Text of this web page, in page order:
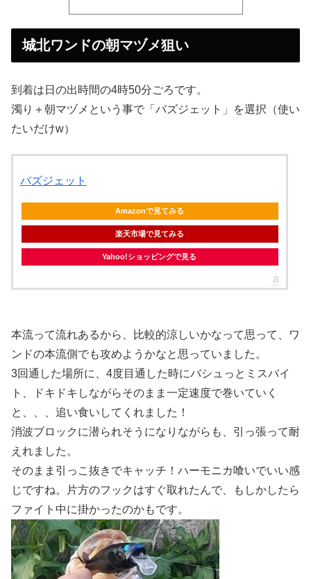
城北ワンドの朝マヅメ狙い
到着は日の出時間の4時50分ごろです。
濁り＋朝マヅメという事で「バズジェット」を選択（使い
たいだけw）
バズジェット
Amazonで見てみる
楽天市場で見てみる
Yahoo!ショッピングで見る
本流って流れあるから、比較的涼しいかなって思って、ワ
ンドの本流側でも攻めようかなと思っていました。
3回通した場所に、4度目通した時にバシュっとミスバイ
ト、ドキドキしながらそのまま一定速度で巻いていく
と、、、追い食いしてくれました！
消波ブロックに潜られそうになりながらも、引っ張って耐
えれました。
そのまま引っこ抜きでキャッチ！ハーモニカ喰いでいい感
じですね。片方のフックはすぐ取れたんで、もしかしたら
ファイト中に掛かったのかもです。